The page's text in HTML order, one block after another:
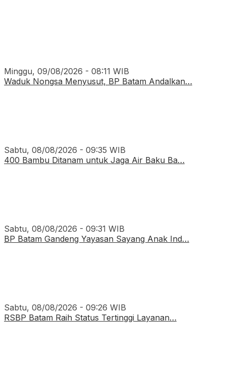
Minggu, 09/08/2026 - 08:11 WIB
Waduk Nongsa Menyusut, BP Batam Andalkan…
Sabtu, 08/08/2026 - 09:35 WIB
400 Bambu Ditanam untuk Jaga Air Baku Ba…
Sabtu, 08/08/2026 - 09:31 WIB
BP Batam Gandeng Yayasan Sayang Anak Ind…
Sabtu, 08/08/2026 - 09:26 WIB
RSBP Batam Raih Status Tertinggi Layanan…